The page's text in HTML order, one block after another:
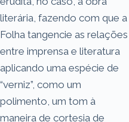
literária, fazendo com que a
Folha tangencie as relações
entre imprensa e literatura
aplicando uma espécie de
“verniz”, como um
polimento, um tom à
maneira de cortesia de